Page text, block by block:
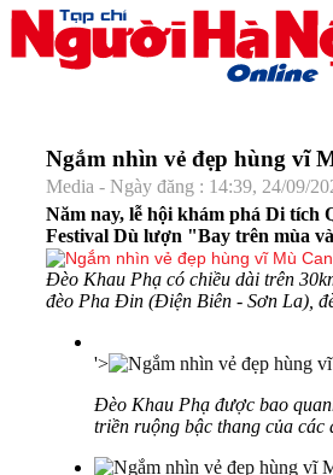
Ngắm nhìn vẻ đẹp hùng vĩ
Media - Ngày đăng : 14:39, 24/09/
Năm nay, lễ hội khám phá Di tích
Festival Dù lượn "Bay trên mùa
Đèo Khau Phạ có chiều dài trên
đèo Pha Đin (Điện Biên - Sơn La),
'>
Đèo Khau Phạ được bao
triền ruộng bậc thang của các